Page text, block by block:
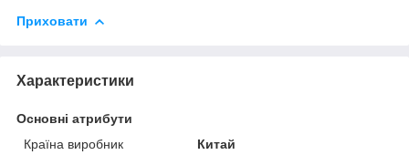
Приховати
Характеристики
Основні атрибути
Країна виробник
Китай